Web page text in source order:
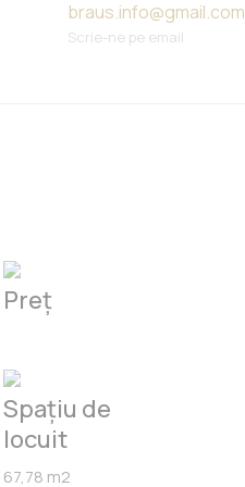
braus.info@gmail.com
Scrie-ne pe email
Preț
Spațiu de
locuit
67,78 m2